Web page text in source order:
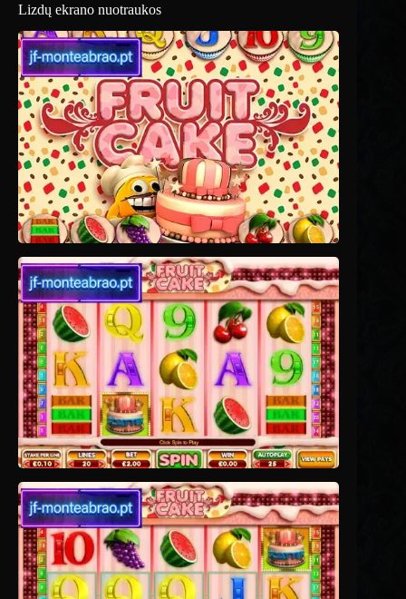
Lizdų ekrano nuotraukos